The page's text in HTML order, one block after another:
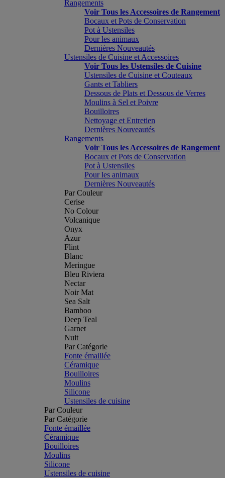
Rangements
Voir Tous les Accessoires de Rangement
Bocaux et Pots de Conservation
Pot à Ustensiles
Pour les animaux
Dernières Nouveautés
Ustensiles de Cuisine et Accessoires
Voir Tous les Ustensiles de Cuisine
Ustensiles de Cuisine et Couteaux
Gants et Tabliers
Dessous de Plats et Dessous de Verres
Moulins à Sel et Poivre
Bouilloires
Nettoyage et Entretien
Dernières Nouveautés
Rangements
Voir Tous les Accessoires de Rangement
Bocaux et Pots de Conservation
Pot à Ustensiles
Pour les animaux
Dernières Nouveautés
Par Couleur
Cerise
No Colour
Volcanique
Onyx
Azur
Flint
Blanc
Meringue
Bleu Riviera
Nectar
Noir Mat
Sea Salt
Bamboo
Deep Teal
Garnet
Nuit
Par Catégorie
Fonte émaillée
Céramique
Bouilloires
Moulins
Silicone
Ustensiles de cuisine
Par Couleur
Par Catégorie
Fonte émaillée
Céramique
Bouilloires
Moulins
Silicone
Ustensiles de cuisine